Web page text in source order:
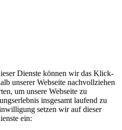
Dienste können wir das Klick-
unserer Webseite nachvollziehen
um unsere Webseite zu
insgesamt laufend zu
setzen wir auf dieser
ein: